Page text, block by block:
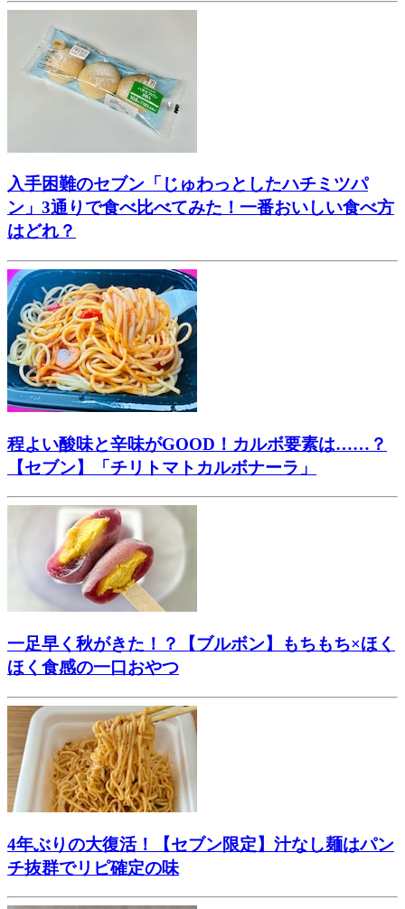
入手困難のセブン「じゅわっとしたハチミツパ
ン」3通りで食べ比べてみた！一番おいしい食べ方
はどれ？
程よい酸味と辛味がGOOD！カルボ要素は……？
【セブン】「チリトマトカルボナーラ」
一足早く秋がきた！？【ブルボン】もちもち×ほく
ほく食感の一口おやつ
4年ぶりの大復活！【セブン限定】汁なし麺はパン
チ抜群でリピ確定の味